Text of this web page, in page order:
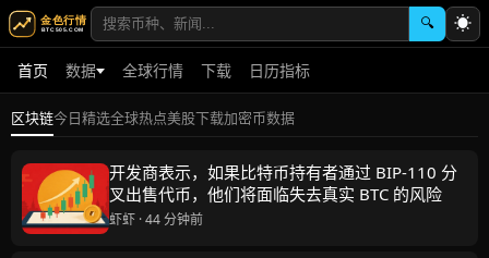
🔍 ☀
首页 数据 全球行情 下载 日历指标
区块链今日精选全球热点美股下载加密币数据
开发商表示，如果比特币持有者通过 BIP-110 分
叉出售代币，他们将面临失去真实 BTC 的风险
虾虾 · 44 分钟前